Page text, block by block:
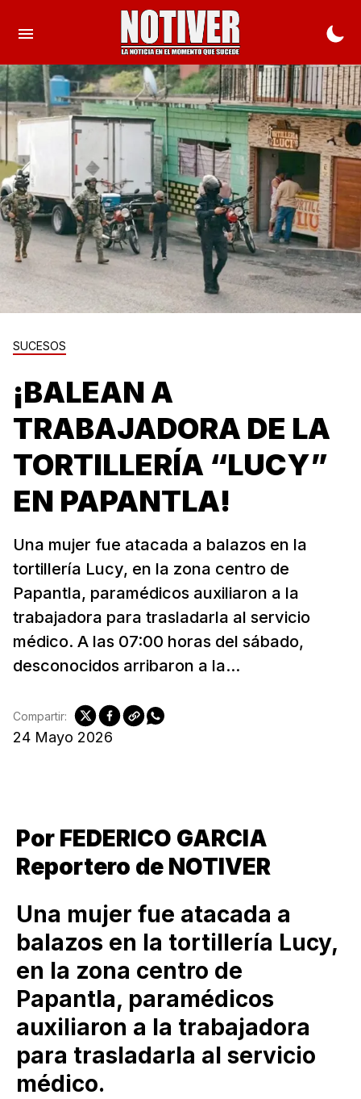
SUCESOS
¡BALEAN A
TRABAJADORA DE LA
TORTILLERÍA “LUCY”
EN PAPANTLA!
Una mujer fue atacada a balazos en la
tortillería Lucy, en la zona centro de
Papantla, paramédicos auxiliaron a la
trabajadora para trasladarla al servicio
médico. A las 07:00 horas del sábado,
desconocidos arribaron a la...
24 Mayo 2026
Compartir:
Por FEDERICO GARCIA
Reportero de NOTIVER
Una mujer fue atacada a
balazos en la tortillería Lucy,
en la zona centro de
Papantla, paramédicos
auxiliaron a la trabajadora
para trasladarla al servicio
médico.